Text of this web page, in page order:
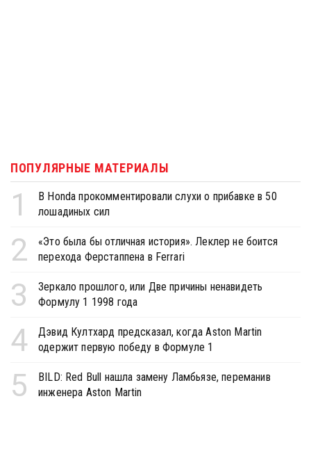
ПОПУЛЯРНЫЕ МАТЕРИАЛЫ
1
В Honda прокомментировали слухи о прибавке в 50
лошадиных сил
2
«Это была бы отличная история». Леклер не боится
перехода Ферстаппена в Ferrari
3
Зеркало прошлого, или Две причины ненавидеть
Формулу 1 1998 года
4
Дэвид Култхард предсказал, когда Aston Martin
одержит первую победу в Формуле 1
5
BILD: Red Bull нашла замену Ламбьязе, переманив
инженера Aston Martin